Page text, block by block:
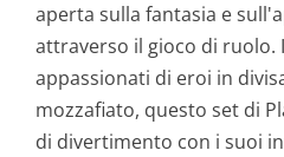
aperta sulla fantasia e
attraverso il gioco di ruolo.
appassionati di eroi in
mozzafiato, questo set di
di divertimento con i suoi